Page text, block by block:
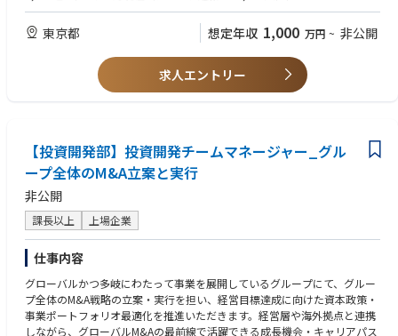
・グループ各機能部門
・事業会社の経営企画・事業開発・経営管理部門
心に裁量高く組織を作っていくことも可能です。
・リスクを踏まえた実務的な提案・調整力
東京都 想定年収 1,000 万円 ~ 非公開
求人エントリー
【投資開発部】投資開発チームマネージャー_グル
ープ全体のM&A立案と実行
非公開
課長以上 上場企業
仕事内容
グローバルかつ多岐にわたって事業を展開しているグループにて、グルー
プ全体のM&A戦略の立案・実行を担い、経営目標達成に向けた資本政策・
事業ポートフォリオ最適化を推進いただきます。経営層や海外拠点と連携
しながら、グローバルM&Aの最前線で活躍できる成長機会・キャリアパス